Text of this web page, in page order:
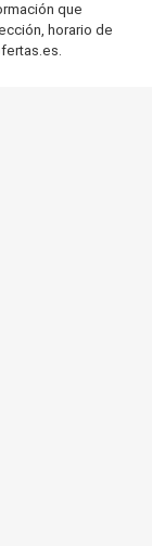
que
horario de